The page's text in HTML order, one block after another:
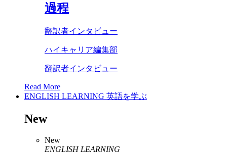
過程
翻訳者インタビュー
ハイキャリア編集部
翻訳者インタビュー
Read More
ENGLISH LEARNING 英語を学ぶ
New
New
ENGLISH LEARNING